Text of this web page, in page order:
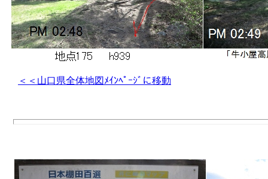
＜＜山口県全体地図ﾒｲﾝﾍﾟｰｼﾞに移動